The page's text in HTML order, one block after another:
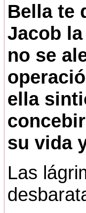
Bella te
Jacob
no se
ella
su vida
Las